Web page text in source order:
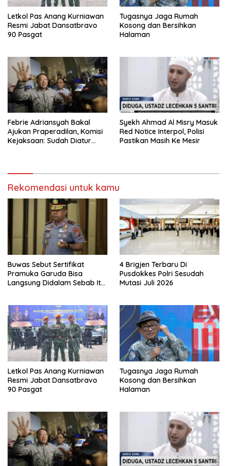
Letkol Pas Anang Kurniawan
Resmi Jabat Dansatbravo
90 Pasgat
Tugasnya Jaga Rumah
Kosong dan Bersihkan
Halaman
Febrie Adriansyah Bakal
Ajukan Praperadilan, Komisi
Kejaksaan: Sudah Diatur
Syekh Ahmad Al Misry Masuk
Red Notice Interpol, Polisi
Pastikan Masih Ke Mesir
Rekomendasi untuk kamu
Buwas Sebut Sertifikat
Pramuka Garuda Bisa
Langsung Didalam Sebab Itu
4 Brigjen Terbaru Di
Pusdokkes Polri Sesudah
Mutasi Juli 2026
Letkol Pas Anang Kurniawan
Resmi Jabat Dansatbravo
90 Pasgat
Tugasnya Jaga Rumah
Kosong dan Bersihkan
Halaman